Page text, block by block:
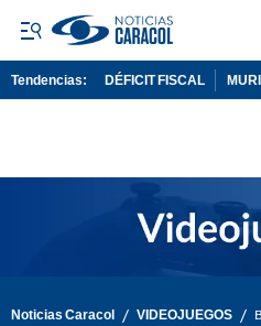
Tendencias: DÉFICIT FISCAL
Noticias Caracol / VIDEOJUEGOS /